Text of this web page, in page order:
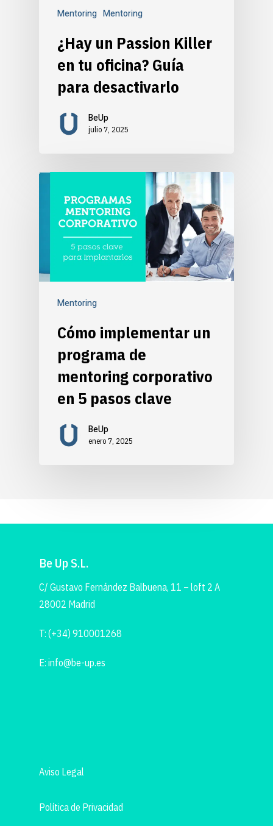
Mentoring Mentoring
¿Hay un Passion Killer
en tu oficina? Guía
para desactivarlo
BeUp
julio 7, 2025
Mentoring
Cómo implementar un
programa de
mentoring corporativo
en 5 pasos clave
BeUp
enero 7, 2025
Be Up S.L.
C/ Gustavo Fernández Balbuena, 11 – loft 2 A
28002 Madrid
T: (+34) 910001268
E: info@be-up.es
Aviso Legal
Política de Privacidad